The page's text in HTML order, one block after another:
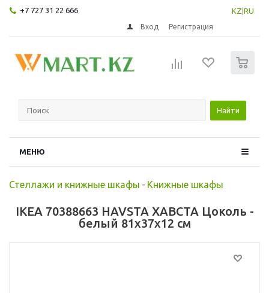
+7 727 31 22 666 KZ RU
Вход Регистрация
Найти
МЕНЮ
Стеллажи и книжные шкафы - Книжные шкафы
IKEA 70388663 HAVSTA ХАВСТА Цоколь -
белый 81x37x12 см